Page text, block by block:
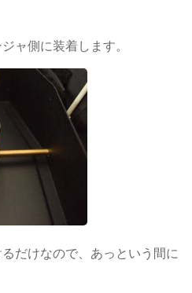
ャ側に装着します。
だけなので、あっという間に